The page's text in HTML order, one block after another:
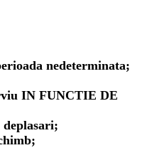
nedeterminata;
IN FUNCTIE DE